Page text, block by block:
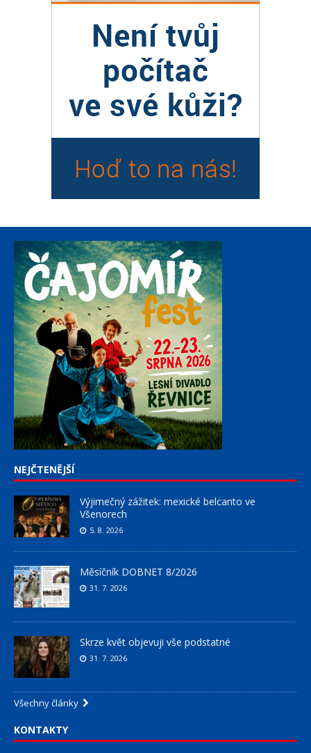
NEJČTENĚJŠÍ
Výjimečný zážitek: mexické belcanto ve
Všenorech
5. 8. 2026
Měsíčník DOBNET 8/2026
31. 7. 2026
Skrze květ objevuji vše podstatné
31. 7. 2026
Všechny články
KONTAKTY